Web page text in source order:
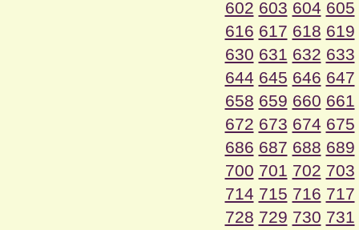
602 603 604 605
616 617 618 619
630 631 632 633
644 645 646 647
658 659 660 661
672 673 674 675
686 687 688 689
700 701 702 703
714 715 716 717
728 729 730 731